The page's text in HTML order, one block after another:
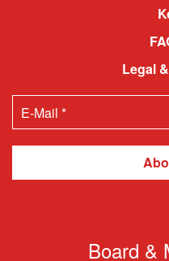
Legal
Board &